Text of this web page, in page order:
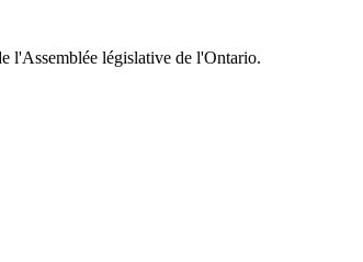
l'Assemblée législative de l'Ontario.